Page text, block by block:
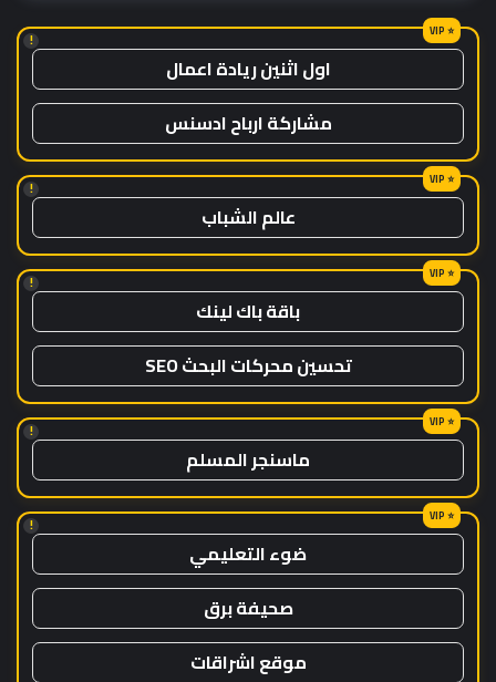
!
اول اثنين ريادة اعمال
مشاركة ارباح ادسنس
!
عالم الشباب
!
باقة باك لينك
تحسين محركات البحث SEO
!
ماسنجر المسلم
!
ضوء التعليمي
صحيفة برق
موقع اشراقات